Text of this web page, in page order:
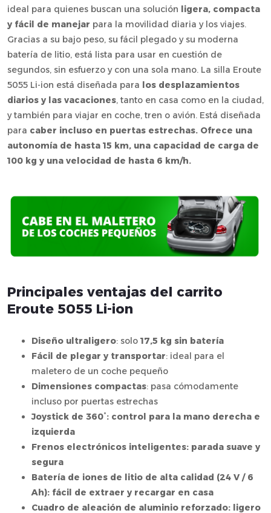
ideal para quienes buscan una solución ligera, compacta
y fácil de manejar para la movilidad diaria y los viajes.
Gracias a su bajo peso, su fácil plegado y su moderna
batería de litio, está lista para usar en cuestión de
segundos, sin esfuerzo y con una sola mano. La silla Eroute
5055 Li-ion está diseñada para los desplazamientos
diarios y las vacaciones, tanto en casa como en la ciudad,
y también para viajar en coche, tren o avión. Está diseñada
para caber incluso en puertas estrechas. Ofrece una
autonomía de hasta 15 km, una capacidad de carga de
100 kg y una velocidad de hasta 6 km/h.
Principales ventajas del carrito
Eroute 5055 Li-ion
Diseño ultraligero: solo 17,5 kg sin batería
Fácil de plegar y transportar: ideal para el
maletero de un coche pequeño
Dimensiones compactas: pasa cómodamente
incluso por puertas estrechas
Joystick de 360°: control para la mano derecha e
izquierda
Frenos electrónicos inteligentes: parada suave y
segura
Batería de iones de litio de alta calidad (24 V / 6
Ah): fácil de extraer y recargar en casa
Cuadro de aleación de aluminio reforzado: ligero